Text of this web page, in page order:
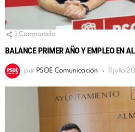
Compartido
BALANCE PRIMER AÑO Y EMPLEO EN
por PSOE Comunicación 11 julio